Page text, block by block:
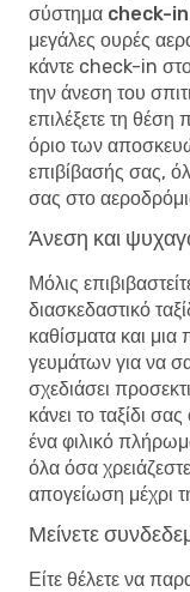
σύστημα check-
μεγάλες ουρές
κάντε check-in
την άνεση του
επιλέξετε τη θέση
όριο των
επιβίβασής σας,
σας στο
Άνεση και
Μόλις
διασκεδαστικό
καθίσματα και μια
γευμάτων για να
σχεδιάσει
κάνει το ταξίδι
ένα φιλικό
όλα όσα
απογείωση μέχρι
Μείνετε
Είτε θέλετε να